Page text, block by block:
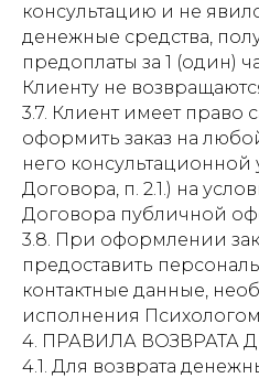
консультацию и не
денежные средства,
предоплаты за 1 (один)
Клиенту не
3.7. Клиент имеет право
оформить заказ на
него консультационной
Договора, п. 2.1.) на
Договора публичной
3.8. При оформлении
предоставить
контактные данные,
исполнения Психологом
4. ПРАВИЛА ВОЗВРАТА
4.1. Для возврата